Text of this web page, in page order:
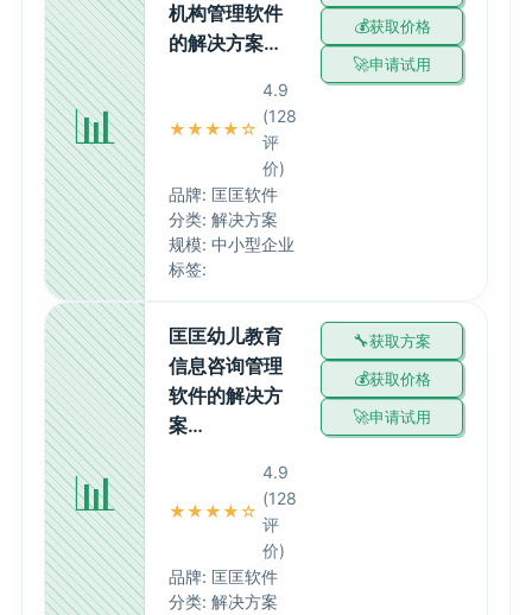
📊
机构管理软件
的解决方案…
★★★★☆
4.9
(128
评
价)
品牌: 匡匡软件
分类: 解决方案
规模: 中小型企业
标签:
获取价格
申请试用
📊
匡匡幼儿教育
信息咨询管理
软件的解决方
案…
★★★★☆
4.9
(128
评
价)
品牌: 匡匡软件
分类: 解决方案
获取方案
获取价格
申请试用